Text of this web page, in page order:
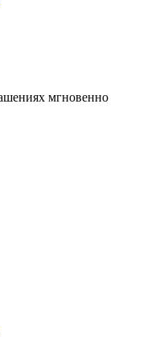
мгновенно